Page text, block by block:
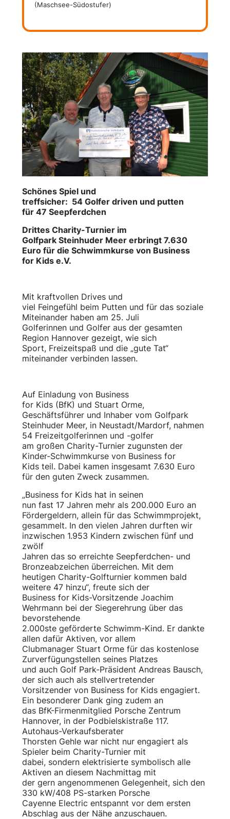
Schönes Spiel und
treffsicher: 54 Golfer driven und putten
für 47 Seepferdchen
Drittes Charity-Turnier im
Golfpark Steinhuder Meer erbringt 7.630
Euro für die Schwimmkurse von Business
for Kids e.V.
Mit kraftvollen Drives und
viel Feingefühl beim Putten und für das soziale
Miteinander haben am 25. Juli
Golferinnen und Golfer aus der gesamten
Region Hannover gezeigt, wie sich
Sport, Freizeitspaß und die „gute Tat“
miteinander verbinden lassen.
Auf Einladung von Business
for Kids (BfK) und Stuart Orme,
Geschäftsführer und Inhaber vom Golfpark
Steinhuder Meer, in Neustadt/Mardorf, nahmen
54 Freizeitgolferinnen und -golfer
am großen Charity-Turnier zugunsten der
Kinder-Schwimmkurse von Business for
Kids teil. Dabei kamen insgesamt 7.630 Euro
für den guten Zweck zusammen.
„Business for Kids hat in seinen
nun fast 17 Jahren mehr als 200.000 Euro an
Fördergeldern, allein für das Schwimmprojekt,
gesammelt. In den vielen Jahren durften wir
inzwischen 1.953 Kindern zwischen fünf und
zwölf
Jahren das so erreichte Seepferdchen- und
Bronzeabzeichen überreichen. Mit dem
heutigen Charity-Golfturnier kommen bald
weitere 47 hinzu“, freute sich der
Business for Kids-Vorsitzende Joachim
Wehrmann bei der Siegerehrung über das
bevorstehende
2.000ste geförderte Schwimm-Kind. Er dankte
allen dafür Aktiven, vor allem
Clubmanager Stuart Orme für das kostenlose
Zurverfügungstellen seines Platzes
und auch Golf Park-Präsident Andreas Bausch,
der sich auch als stellvertretender
Vorsitzender von Business for Kids engagiert.
Ein besonderer Dank ging zudem an
das BfK-Firmenmitglied Porsche Zentrum
Hannover, in der Podbielskistraße 117.
Autohaus-Verkaufsberater
Thorsten Gehle war nicht nur engagiert als
Spieler beim Charity-Turnier mit
dabei, sondern elektrisierte symbolisch alle
Aktiven an diesem Nachmittag mit
der gern angenommenen Gelegenheit, sich den
330 kW/408 PS-starken Porsche
Cayenne Electric entspannt vor dem ersten
Abschlag aus der Nähe anzuschauen.
(Maschsee-Südostufer)